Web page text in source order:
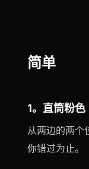
简单
1。直筒粉色
从两边的两个
你错过为止。